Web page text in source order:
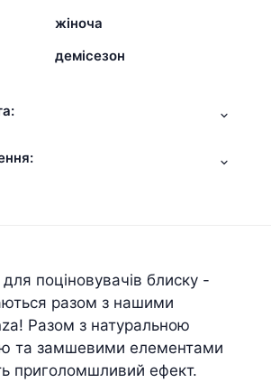
жіноча
демісезон
поціновувачів блиску -
разом з нашими
Разом з натуральною
та замшевими елементами
приголомшливий ефект.